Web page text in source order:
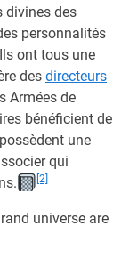
divines des
personnalités
ont tous une
des directeurs
Armées de
bénéficient de
une
qui
[2]
universe are